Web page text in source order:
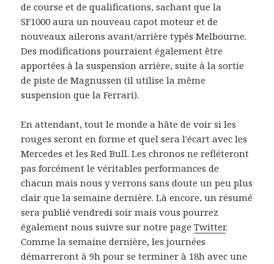
de course et de qualifications, sachant que la
SF1000 aura un nouveau capot moteur et de
nouveaux ailerons avant/arrière typés Melbourne.
Des modifications pourraient également être
apportées à la suspension arrière, suite à la sortie
de piste de Magnussen (il utilise la même
suspension que la Ferrari).
En attendant, tout le monde a hâte de voir si les
rouges seront en forme et quel sera l'écart avec les
Mercedes et les Red Bull. Les chronos ne refléteront
pas forcément le véritables performances de
chacun mais nous y verrons sans doute un peu plus
clair que la semaine dernière. Là encore, un résumé
sera publié vendredi soir mais vous pourrez
également nous suivre sur notre pageTwitter.
Comme la semaine dernière, les journées
démarreront à 9h pour se terminer à 18h avec une